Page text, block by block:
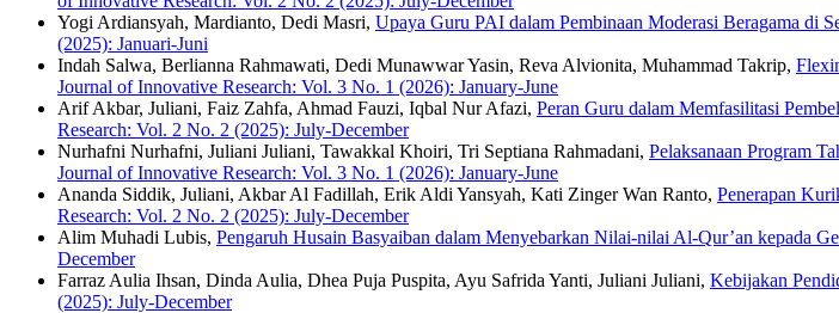
Yogi Ardiansyah, Mardianto, Dedi Masri, Upaya Guru PAI dalam Pembinaan Moderasi Beragama di
(2025): Januari-Juni
Indah Salwa, Berlianna Rahmawati, Dedi Munawwar Yasin, Reva Alvionita, Muhammad Takrip,
Journal of Innovative Research: Vol. 3 No. 1 (2026): January-June
Arif Akbar, Juliani, Faiz Zahfa, Ahmad Fauzi, Iqbal Nur Afazi, Peran Guru dalam Memfasilitasi
Research: Vol. 2 No. 2 (2025): July-December
Nurhafni Nurhafni, Juliani Juliani, Tawakkal Khoiri, Tri Septiana Rahmadani, Pelaksanaan Program
Journal of Innovative Research: Vol. 3 No. 1 (2026): January-June
Ananda Siddik, Juliani, Akbar Al Fadillah, Erik Aldi Yansyah, Kati Zinger Wan Ranto, Penerapan
Research: Vol. 2 No. 2 (2025): July-December
Alim Muhadi Lubis, Pengaruh Husain Basyaiban dalam Menyebarkan Nilai-nilai Al-Qur’an kepada
December
Farraz Aulia Ihsan, Dinda Aulia, Dhea Puja Puspita, Ayu Safrida Yanti, Juliani Juliani, Kebijakan
(2025): July-December